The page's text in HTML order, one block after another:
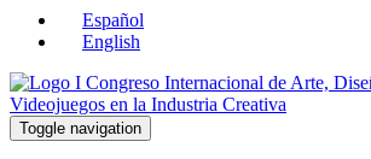
Español
English
Toggle navigation